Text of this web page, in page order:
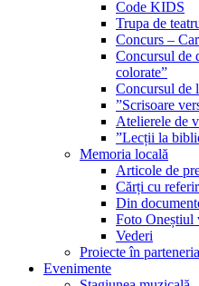
Code KIDS
Trupa de
Concurs –
Concursul de
colorate”
Concursul de
”Scrisoare
Atelierele de
”Lecții la
Memoria locală
Articole de
Cărți cu
Din
Foto Oneștiul
Vederi
Proiecte în
Evenimente